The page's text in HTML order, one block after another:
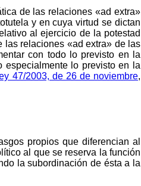
de las relaciones «ad extra»
y en cuya virtud se dictan
al ejercicio de la potestad
las relaciones «ad extra» de las
con todo lo previsto en la
especialmente lo previsto en la
47/2003, de 26 de noviembre,
propios que diferencian al
al que se reserva la función
la subordinación de ésta a la